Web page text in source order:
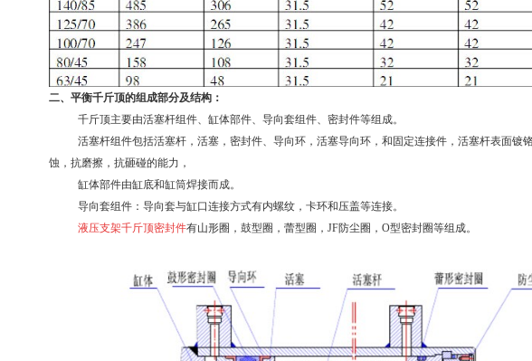
二、平衡千斤顶的组成部分及结构：
千斤顶主要由活塞杆组件、缸体部件、导向套组件、密封件等组成。
活塞杆组件包括活塞杆，活塞，密封件、导向环，活塞导向环，和固定连接件，活塞杆表面镀
蚀，抗磨擦，抗砸碰的能力，
缸体部件由缸底和缸筒焊接而成。
导向套组件：导向套与缸口连接方式有内螺纹，卡环和压盖等连接。
液压支架千斤顶密封件有山形圈，鼓型圈，蕾型圈， JF防尘圈， O型密封圈等组成。